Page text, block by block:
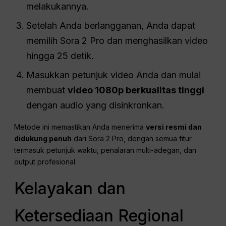
melakukannya.
Setelah Anda berlangganan, Anda dapat
memilih Sora 2 Pro dan menghasilkan video
hingga 25 detik.
Masukkan petunjuk video Anda dan mulai
membuatvideo 1080p berkualitas tinggi
dengan audio yang disinkronkan.
Metode ini memastikan Anda menerimaversi resmi dan
didukung penuh dari Sora 2 Pro, dengan semua fitur
termasuk petunjuk waktu, penalaran multi-adegan, dan
output profesional.
Kelayakan dan
Ketersediaan Regional